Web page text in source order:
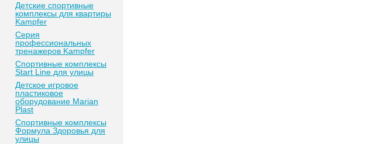
Детские спортивные
комплексы для квартиры
Kampfer
Серия
профессиональных
тренажеров Kampfer
Спортивные комплексы
Start Line для улицы
Детское игровое
пластиковое
оборудование Marian
Plast
Спортивные комплексы
Формула Здоровья для
улицы